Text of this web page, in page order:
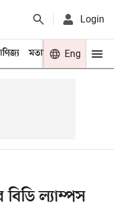
Login
মতামত খেলা
Eng
ল্যাম্পস